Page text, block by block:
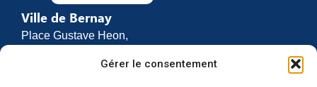
Gérer le consentement
Ville de Bernay
Place Gustave Heon,
27307 BERNAY